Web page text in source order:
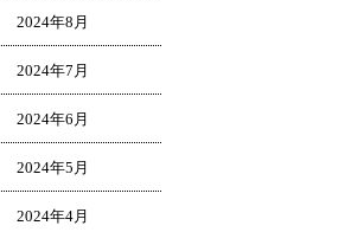
2024年8月
2024年7月
2024年6月
2024年5月
2024年4月